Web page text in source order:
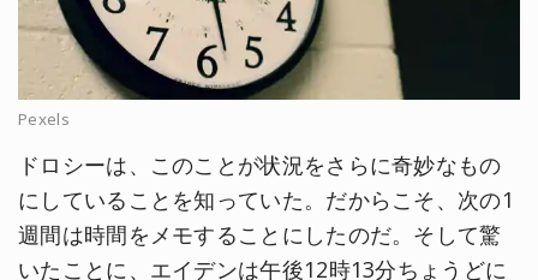
Pexels
ドロシーは、このことが状況をさらに奇妙なもの
にしていることを知っていた。だからこそ、次の1
週間は時間をメモすることにしたのだ。そして驚
いたことに、エイデンは午後12時13分ちょうどに